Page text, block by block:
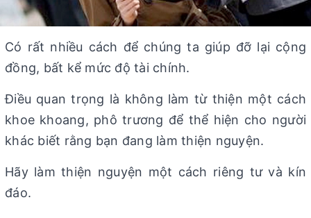
Có rất nhiều cách để chúng ta giúp đỡ lại cộng
đồng, bất kể mức độ tài chính.
Điều quan trọng là không làm từ thiện một cách
khoe khoang, phô trương để thể hiện cho người
khác biết rằng bạn đang làm thiện nguyện.
Hãy làm thiện nguyện một cách riêng tư và kín
đáo.